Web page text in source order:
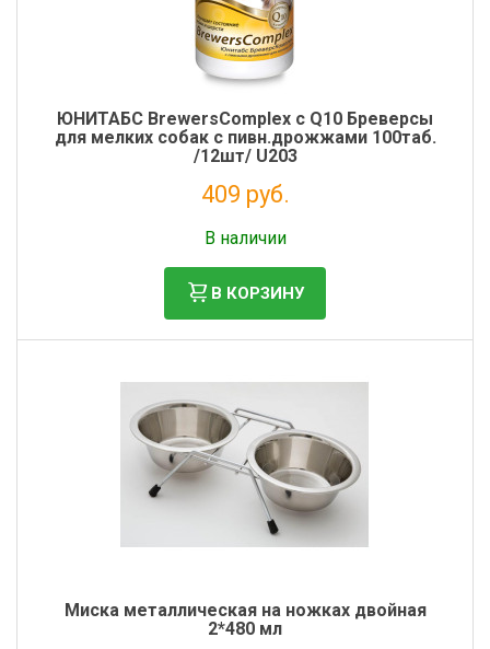
ЮНИТАБС BrewersComplex с Q10 Бреверсы
для мелких собак с пивн.дрожжами 100таб.
/12шт/ U203
409 руб.
В наличии
В КОРЗИНУ
Миска металлическая на ножках двойная
2*480 мл